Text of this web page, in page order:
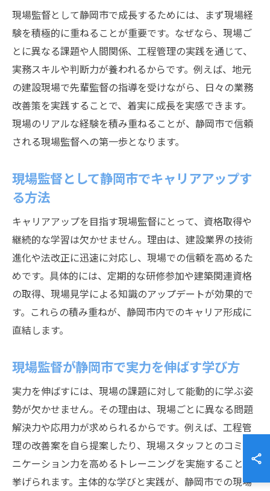
現場監督として静岡市で成長するためには、まず現場経
験を積極的に重ねることが重要です。なぜなら、現場ご
とに異なる課題や人間関係、工程管理の実践を通じて、
実務スキルや判断力が養われるからです。例えば、地元
の建設現場で先輩監督の指導を受けながら、日々の業務
改善策を実践することで、着実に成長を実感できます。
現場のリアルな経験を積み重ねることが、静岡市で信頼
される現場監督への第一歩となります。
現場監督として静岡市でキャリアアップす
る方法
キャリアアップを目指す現場監督にとって、資格取得や
継続的な学習は欠かせません。理由は、建設業界の技術
進化や法改正に迅速に対応し、現場での信頼を高めるた
めです。具体的には、定期的な研修参加や建築関連資格
の取得、現場見学による知識のアップデートが効果的で
す。これらの積み重ねが、静岡市内でのキャリア形成に
直結します。
現場監督が静岡市で実力を伸ばす学び方
実力を伸ばすには、現場の課題に対して能動的に学ぶ姿
勢が欠かせません。その理由は、現場ごとに異なる問題
解決力や応用力が求められるからです。例えば、工程管
理の改善案を自ら提案したり、現場スタッフとのコミュ
ニケーション力を高めるトレーニングを実施することが
挙げられます。主体的な学びと実践が、静岡市での現場